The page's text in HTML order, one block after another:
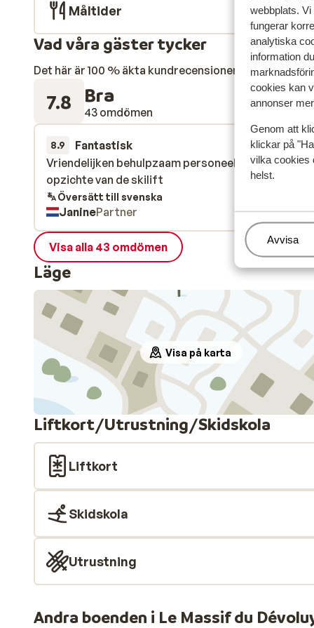
webbplats.
fungerar
analytiska
information
cookies kan
annonser
Genom att
klickar på
vilka cookies
helst.
Hantera
Avvisa
Måltider
Vad våra gäster tycker
Det här är 100 % äkta kundrecensioner som
7.8 Bra
43 omdömen
8.9 Fantastisk
28 mars
Vriendelijken behulpzaam personeel, ideale ligging
opzichte van de skilift
Vriendelijken behulpzaam personeel, ideale ligging
opzichte van de skilift
Översätt till svenska
JaninePartner
Visa alla 43 omdömen
Läge
Visa på karta
Liftkort/Utrustning/Skidskola
Liftkort
Skidskola
Utrustning
Andra boenden i Le Massif du